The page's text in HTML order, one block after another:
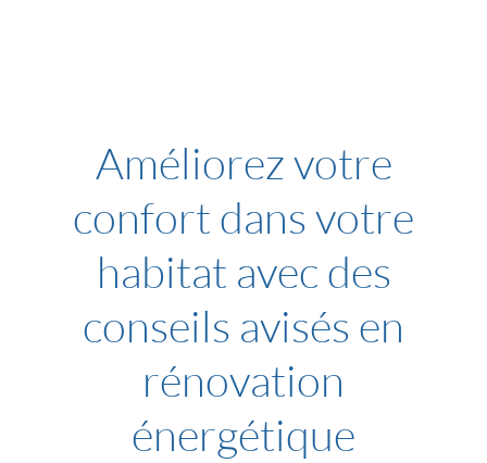
Améliorez votre
confort dans votre
habitat avec des
conseils avisés en
rénovation
énergétique